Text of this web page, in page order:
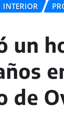
INTERIOR
un
de